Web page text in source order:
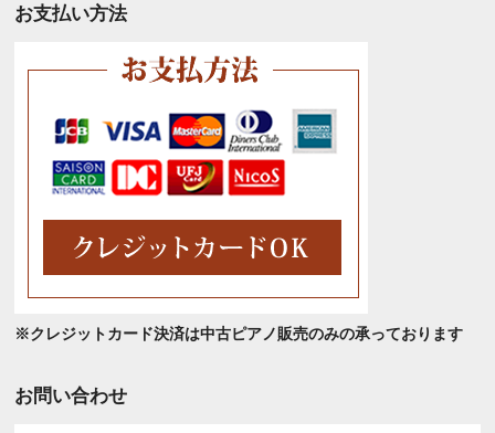
イ
お支払い方法
※クレジットカード決済は中古ピアノ販売のみの承っております
お問い合わせ